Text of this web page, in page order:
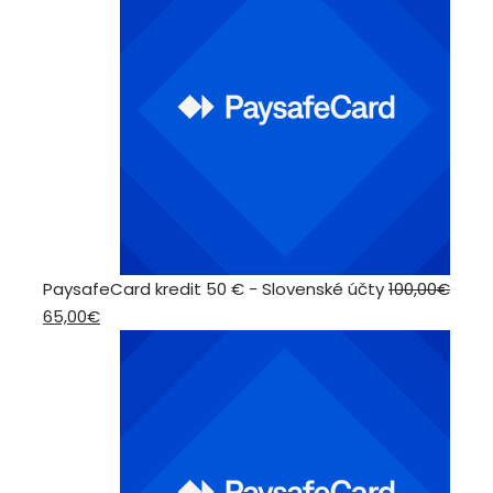
PaysafeCard kredit 50 € - Slovenské účty100,00€
Pôvodná
65,00€Aktuálna